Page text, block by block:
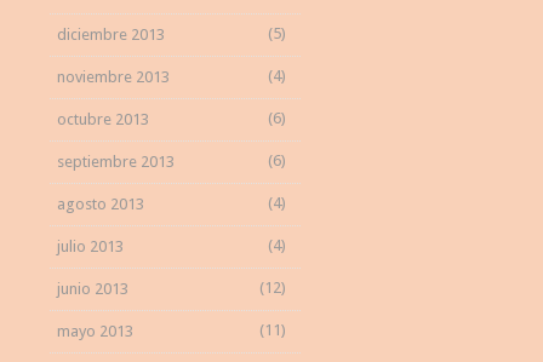
diciembre 2013 (5)
noviembre 2013 (4)
octubre 2013 (6)
septiembre 2013 (6)
agosto 2013 (4)
julio 2013 (4)
junio 2013 (12)
mayo 2013 (11)